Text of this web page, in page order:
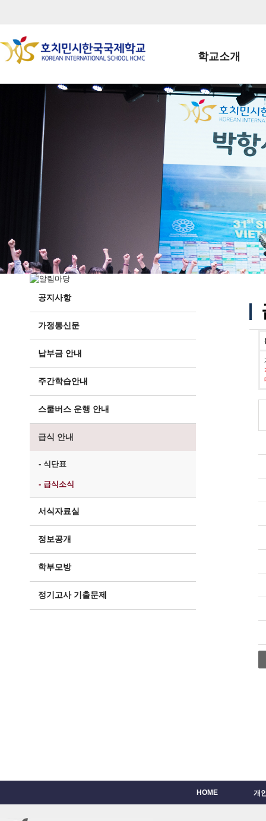
학교소개
학교장인사말
학생회장인사말
학교상징
학교 CI
교직원현황
학생현황
위치/전화
전경사진
공지사항
가정통신문
납부금 안내
주간학습안내
스쿨버스 운행 안내
급식 안내
- 식단표
- 급식소식
서식자료실
정보공개
학부모방
정기고사 기출문제
HOME 개